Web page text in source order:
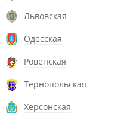
Львовская
Одесская
Ровенская
Тернопольская
Херсонская